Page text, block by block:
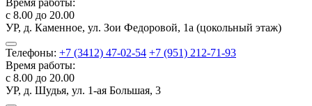
Время работы:
с 8.00 до 20.00
УР, д. Каменное, ул. Зои Федоровой, 1а (цокольный этаж)
Телефоны: +7 (3412) 47-02-54 +7 (951) 212-71-93
Время работы:
с 8.00 до 20.00
УР, д. Шудья, ул. 1-ая Большая, 3